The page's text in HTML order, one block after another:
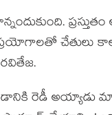
ప్రస్తుతం
చేతులు
రెడీ అయ్యాడు